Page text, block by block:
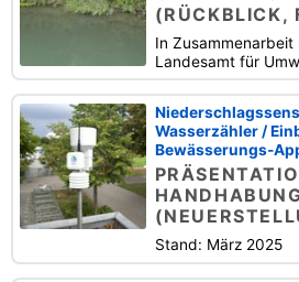
(RÜCKBLICK,
In
Landesamt für
Wasserzähler /
Bewässerungs-
Stand: März 2025